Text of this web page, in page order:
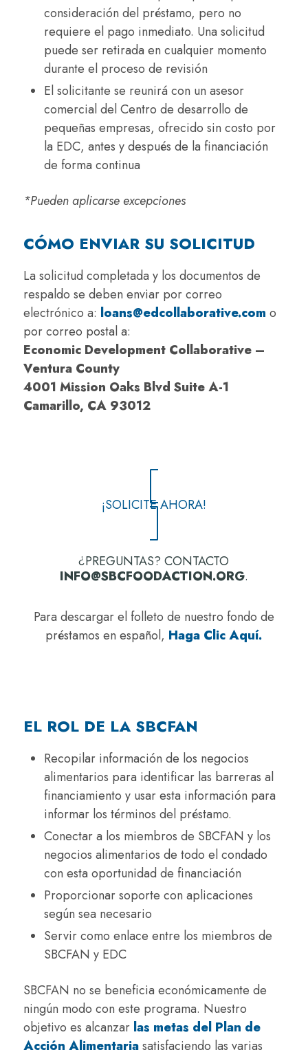
consideración del préstamo, pero no
requiere el pago inmediato. Una solicitud
puede ser retirada en cualquier momento
durante el proceso de revisión
El solicitante se reunirá con un asesor
comercial del Centro de desarrollo de
pequeñas empresas, ofrecido sin costo por
la EDC, antes y después de la financiación
de forma continua
*Pueden aplicarse excepciones
CÓMO ENVIAR SU SOLICITUD
La solicitud completada y los documentos de
respaldo se deben enviar por correo
electrónico a: loans@edcollaborative.com o
por correo postal a:
Economic Development Collaborative –
Ventura County
4001 Mission Oaks Blvd Suite A-1
Camarillo, CA 93012
¡SOLICITE AHORA!
¿PREGUNTAS? CONTACTO
INFO@SBCFOODACTION.ORG.
Para descargar el folleto de nuestro fondo de
préstamos en español, Haga Clic Aquí.
EL ROL DE LA SBCFAN
Recopilar información de los negocios
alimentarios para identificar las barreras al
financiamiento y usar esta información para
informar los términos del préstamo.
Conectar a los miembros de SBCFAN y los
negocios alimentarios de todo el condado
con esta oportunidad de financiación
Proporcionar soporte con aplicaciones
según sea necesario
Servir como enlace entre los miembros de
SBCFAN y EDC
SBCFAN no se beneficia económicamente de
ningún modo con este programa. Nuestro
objetivo es alcanzar las metas del Plan de
Acción Alimentariasatisfaciendo las varias